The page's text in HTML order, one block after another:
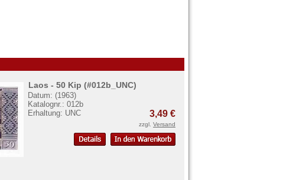
Laos - 50 Kip (#012b_UNC)
Datum: (1963)
Katalognr.: 012b
Erhaltung: UNC
3,49 €
zzgl. Versand